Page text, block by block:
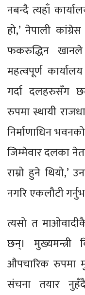
नबन्दै त्यहाँ
हो,’ नेपाली
फकरुद्धिन
महत्वपूर्ण
गर्दा दलहरुसँग
रुपमा स्थायी
निर्माणाधिन
जिम्मेवार दलका
राम्रो हुने
नगरि एकलौटी
त्यसो त
छन्। मुख्यमन्त्री
औपचारिक रुपमा
संचना तयार